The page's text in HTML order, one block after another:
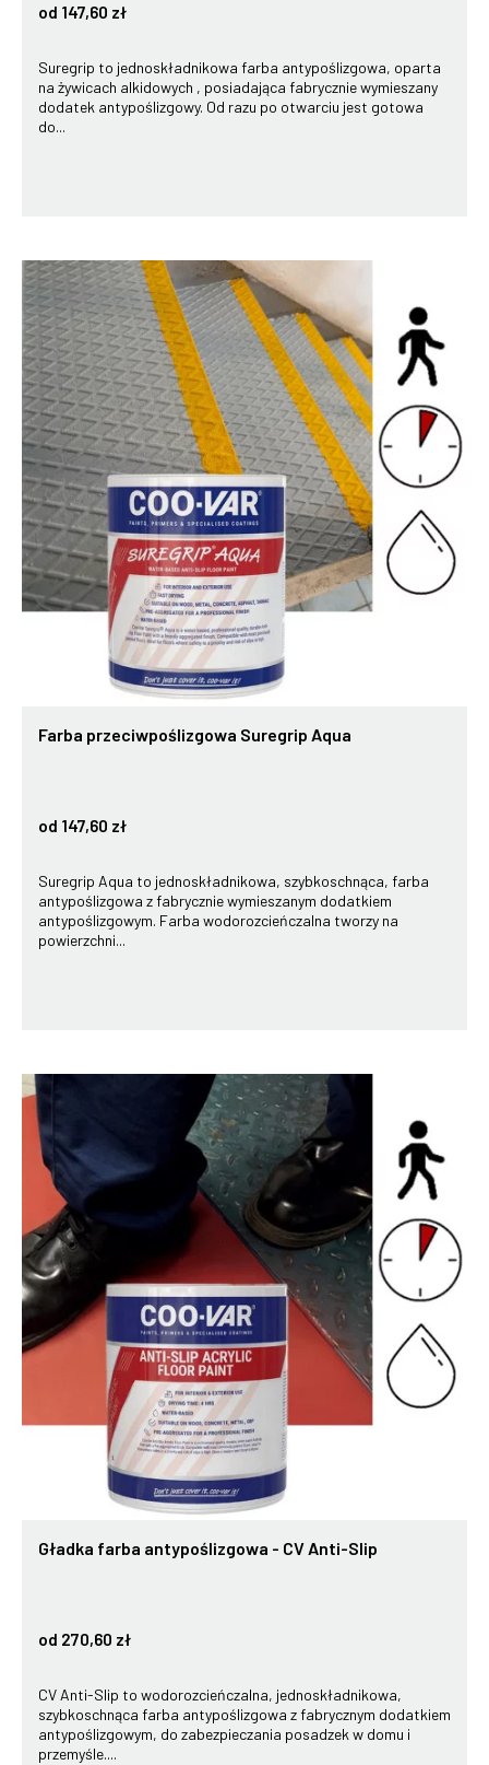
od 147,60 zł
Suregrip to jednoskładnikowa farba antypoślizgowa, oparta
na żywicach alkidowych , posiadająca fabrycznie wymieszany
dodatek antypoślizgowy. Od razu po otwarciu jest gotowa
do...
Farba przeciwpoślizgowa Suregrip Aqua
od 147,60 zł
Suregrip Aqua to jednoskładnikowa, szybkoschnąca, farba
antypoślizgowa z fabrycznie wymieszanym dodatkiem
antypoślizgowym. Farba wodorozcieńczalna tworzy na
powierzchni...
Gładka farba antypoślizgowa - CV Anti-Slip
od 270,60 zł
CV Anti-Slip to wodorozcieńczalna, jednoskładnikowa,
szybkoschnąca farba antypoślizgowa z fabrycznym dodatkiem
antypoślizgowym, do zabezpieczania posadzek w domu i
przemyśle....